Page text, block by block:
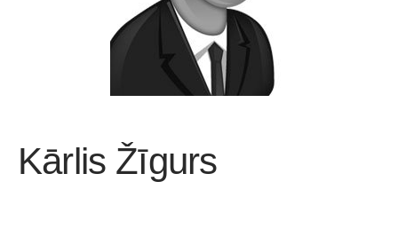
Kārlis Žīgurs